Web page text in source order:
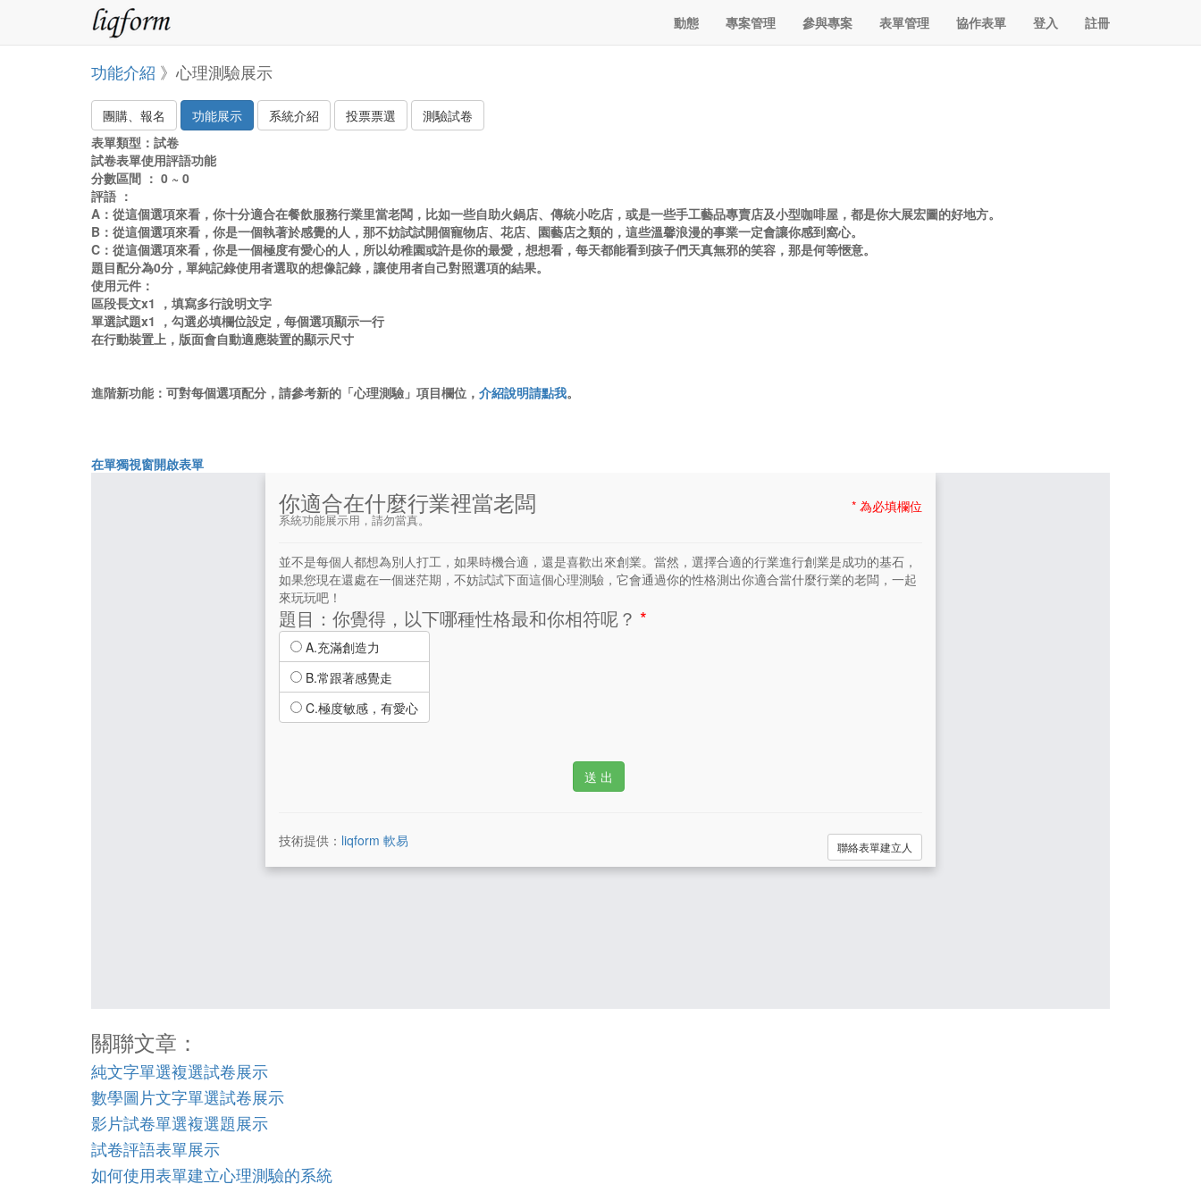
動態 專案管理 參與專案 表單管理 協作表單 登入 註冊
功能介紹 》心理測驗展示
團購、報名 功能展示 系統介紹 投票票選
測驗試卷
表單類型：試卷
試卷表單使用評語功能
分數區間 ： 0 ~ 0
評語 ：
A：從這個選項來看，你十分適合在餐飲服務行業里當老闆，比如一些自助火鍋店、傳統小吃店，或是一些手工藝品專賣店及小型咖啡屋，都是你大展宏圖的好地方。
B：從這個選項來看，你是一個執著於感覺的人，那不妨試試開個寵物店、花店、園藝店之類的，這些溫馨浪漫的事業一定會讓你感到窩心。
C：從這個選項來看，你是一個極度有愛心的人，所以幼稚園或許是你的最愛，想想看，每天都能看到孩子們天真無邪的笑容，那是何等愜意。
題目配分為0分，單純記錄使用者選取的想像記錄，讓使用者自己對照選項的結果。
使用元件：
區段長文x1 ，填寫多行說明文字
單選試題x1 ，勾選必填欄位設定，每個選項顯示一行
在行動裝置上，版面會自動適應裝置的顯示尺寸
進階新功能：可對每個選項配分，請參考新的「心理測驗」項目欄位， 介紹說明請點我。
在單獨視窗開啟表單
關聯文章：
純文字單選複選試卷展示
數學圖片文字單選試卷展示
影片試卷單選複選題展示
試卷評語表單展示
如何使用表單建立心理測驗的系統